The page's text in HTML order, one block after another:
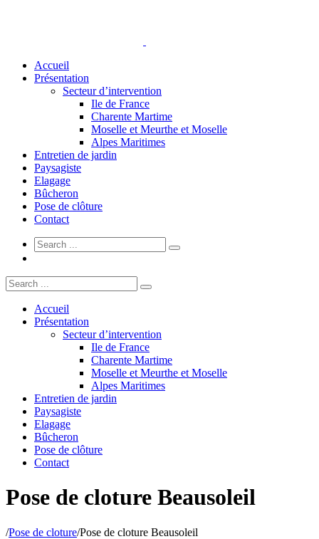
Accueil
Présentation
Secteur d’intervention
Ile de France
Charente Martime
Moselle et Meurthe et Moselle
Alpes Maritimes
Entretien de jardin
Paysagiste
Elagage
Bûcheron
Pose de clôture
Contact
Accueil
Présentation
Secteur d’intervention
Ile de France
Charente Martime
Moselle et Meurthe et Moselle
Alpes Maritimes
Entretien de jardin
Paysagiste
Elagage
Bûcheron
Pose de clôture
Contact
Pose de cloture Beausoleil
/Pose de cloture/Pose de cloture Beausoleil